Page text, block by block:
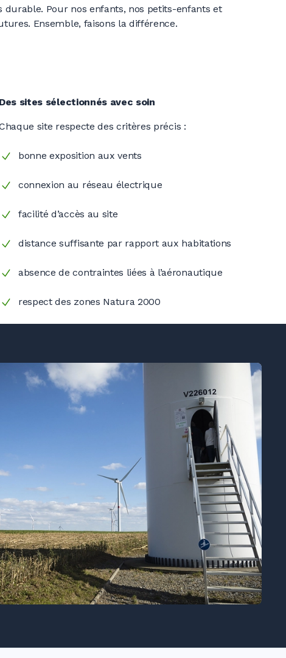
durable. Pour nos enfants, nos petits-enfants et
Ensemble, faisons la différence.
Des sites sélectionnés avec soin
site respecte des critères précis :
bonne exposition aux vents
connexion au réseau électrique
facilité d’accès au site
distance suffisante par rapport aux habitations
absence de contraintes liées à l’aéronautique
respect des zones Natura 2000